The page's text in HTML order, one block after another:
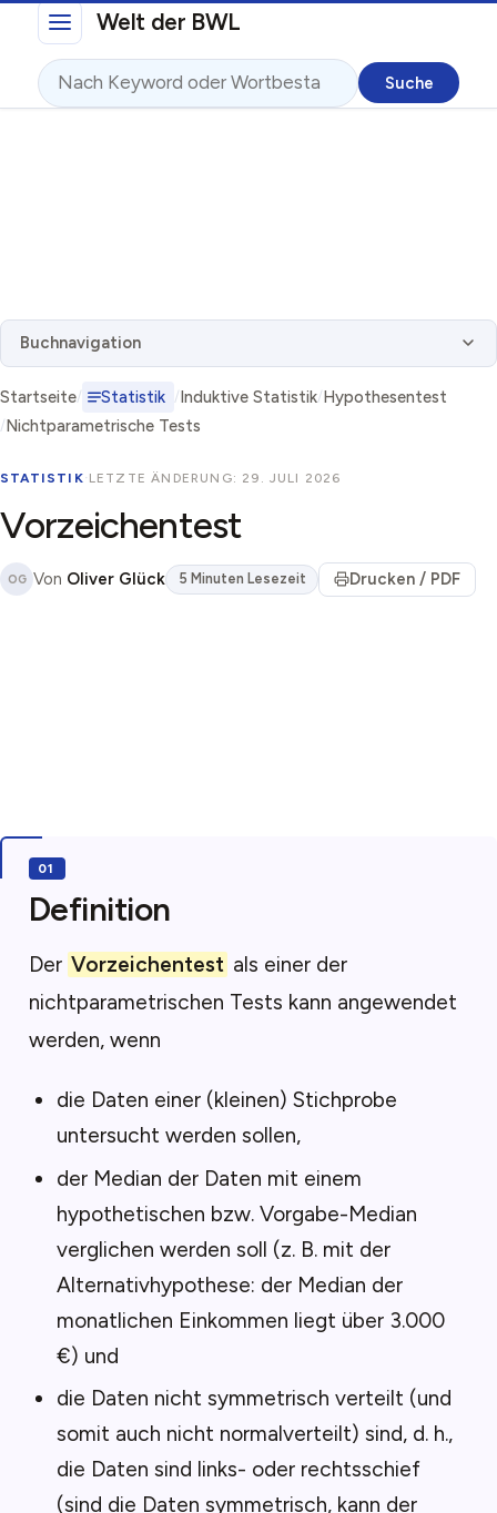
Direkt zum InhaltWelt der BWL
Suche
Buchnavigation
Startseite Statistik Induktive Statistik Hypothesentest
Nichtparametrische Tests
STATISTIK· LETZTE ÄNDERUNG: 29. JULI 2026
Vorzeichentest
OG Von Oliver Glück 5 Minuten Lesezeit Drucken / PDF
Definition
Der Vorzeichentest als einer der
nichtparametrischen Tests kann angewendet
werden, wenn
die Daten einer (kleinen) Stichprobe
untersucht werden sollen,
der Median der Daten mit einem
hypothetischen bzw. Vorgabe-Median
verglichen werden soll (z. B. mit der
Alternativhypothese: der Median der
monatlichen Einkommen liegt über 3.000
€) und
die Daten nicht symmetrisch verteilt (und
somit auch nicht normalverteilt) sind, d. h.,
die Daten sind links- oder rechtsschief
(sind die Daten symmetrisch, kann der